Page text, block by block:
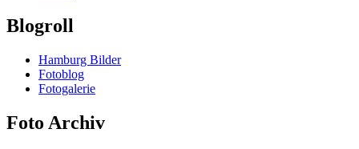
Blogroll
Hamburg Bilder
Fotoblog
Fotogalerie
Foto Archiv